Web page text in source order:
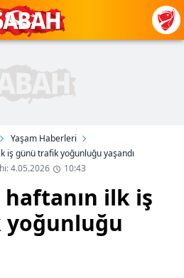
Yaşam Haberleri
iş günü trafik yoğunluğu yaşandı
4.05.2026
10:43
ilk iş